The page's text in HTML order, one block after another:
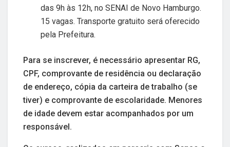
das 9h às 12h, no SENAI de Novo Hamburgo.
15 vagas. Transporte gratuito será oferecido
pela Prefeitura.
Para se inscrever, é necessário apresentar RG,
CPF, comprovante de residência ou declaração
de endereço, cópia da carteira de trabalho (se
tiver) e comprovante de escolaridade. Menores
de idade devem estar acompanhados por um
responsável.